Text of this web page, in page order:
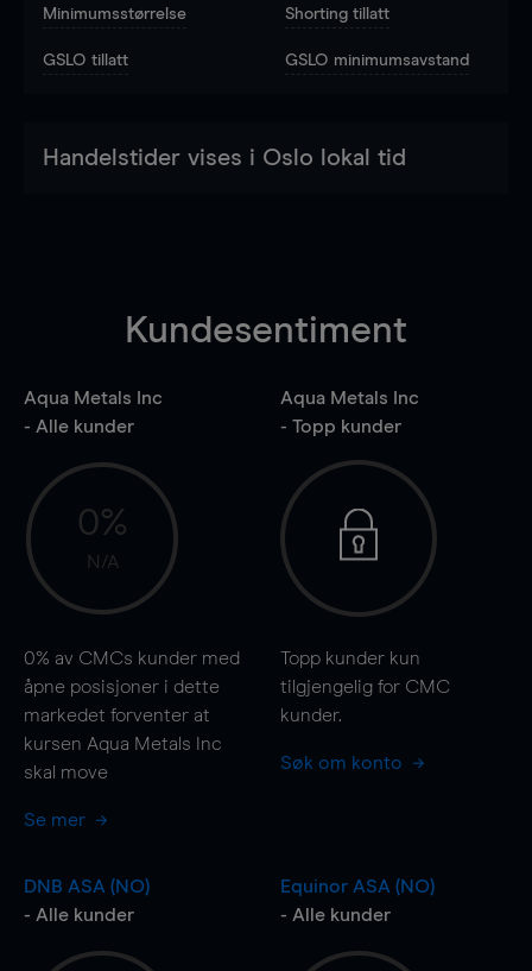
Minimumsstørrelse Shorting tillatt
GSLO tillatt GSLO minimumsavstand
Handelstider vises i Oslo lokal tid
Kundesentiment
Aqua Metals Inc
- Alle kunder
0%
N/A
0% av CMCs kunder med
åpne posisjoner i dette
markedet forventer at
kursen Aqua Metals Inc
skal move
Se mer
Aqua Metals Inc
- Topp kunder
Topp kunder kun
tilgjengelig for CMC
kunder.
Søk om konto
DNB ASA (NO)
- Alle kunder
Equinor ASA (NO)
- Alle kunder